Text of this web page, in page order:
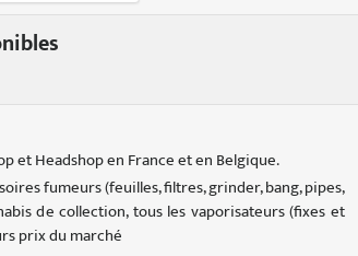
et Headshop en France et en Belgique.
fumeurs (feuilles, filtres, grinder, bang, pipes,
de collection, tous les vaporisateurs (fixes et
prix du marché